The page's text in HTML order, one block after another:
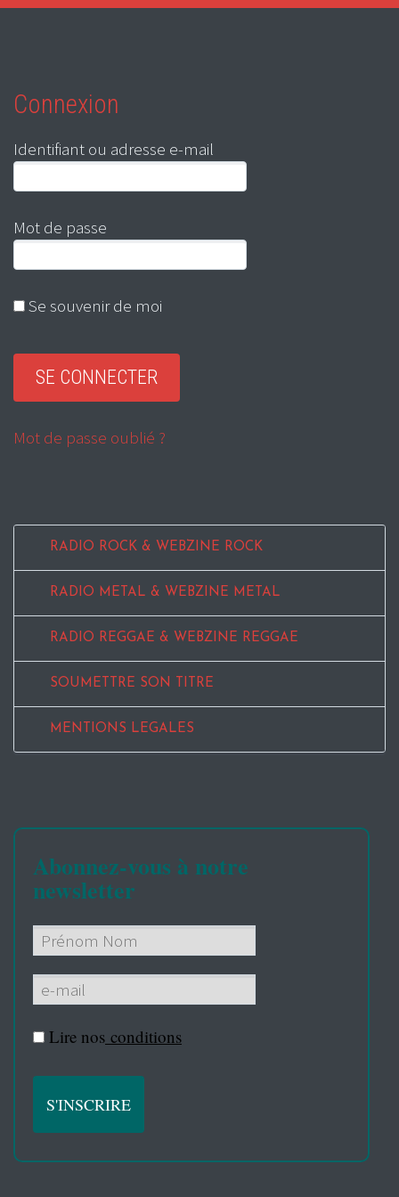
Connexion
Identifiant ou adresse e-mail
Mot de passe
Se souvenir de moi
Mot de passe oublié ?
RADIO ROCK & WEBZINE ROCK
RADIO METAL & WEBZINE METAL
RADIO REGGAE & WEBZINE REGGAE
SOUMETTRE SON TITRE
MENTIONS LEGALES
Abonnez-vous à notre
newsletter
Lire nos conditions